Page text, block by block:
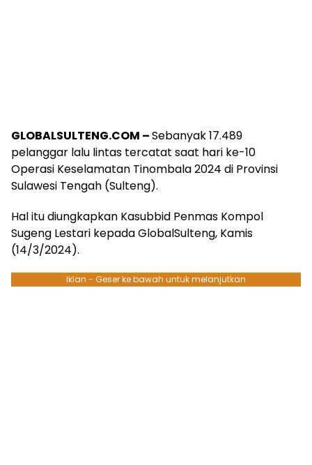
GLOBALSULTENG.COM –Sebanyak 17.489
pelanggar lalu lintas tercatat saat hari ke-10
Operasi Keselamatan Tinombala 2024 di Provinsi
Sulawesi Tengah (Sulteng).
Hal itu diungkapkan Kasubbid Penmas Kompol
Sugeng Lestari kepada GlobalSulteng, Kamis
(14/3/2024).
Iklan - Geser ke bawah untuk melanjutkan